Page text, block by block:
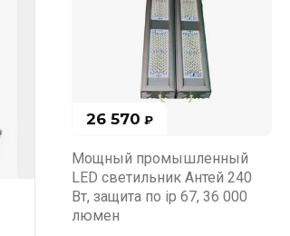
26 570 ₽
Мощный промышленный
LED светильник Антей 240
Вт, защита по ip 67, 36 000
люмен